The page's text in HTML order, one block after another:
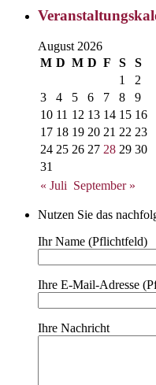
August 2026
M D M D F S
S
1
2
3
4 5 6 7 8
9
10 11 12 13 14 15 16
17 18 19 20 21 22 23
24 25 26 27 28 29 30
31
« Juli September »
Nutzen Sie das
Ihr Name (Pflichtfeld)
Ihre E-Mail-Adresse
Ihre Nachricht